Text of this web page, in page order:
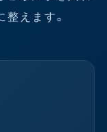
整えます。